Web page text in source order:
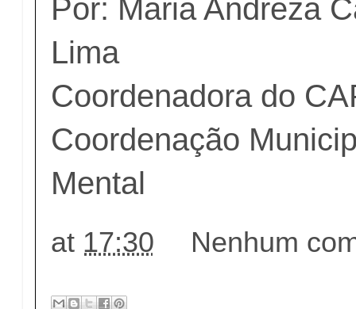
Por: Maria Andreza
Lima
Coordenadora do
Coordenação
Mental
at 17:30 Nenhum